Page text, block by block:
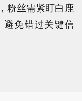
粉丝需紧盯白鹿
免错过关键信